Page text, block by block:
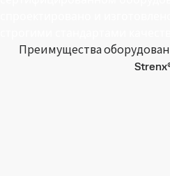
Преимущества